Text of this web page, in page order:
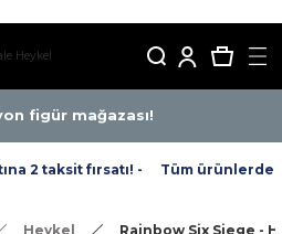
figür mağazası!
2 taksit fırsatı! - Tüm ürünlerde
Heykel Rainbow Six Siege -